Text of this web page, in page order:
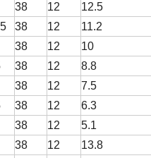
38 12
12.5
38 12
11.2
38 12
10
38 12
8.8
38 12
7.5
38 12
6.3
38 12
5.1
38 12
13.8